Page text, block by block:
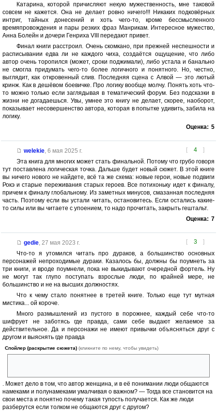
Катарина, которой причисляют некую мужественность, мне таковой
совсем не кажется. Она не делает ровно ничего!!! Никаких подковёрных
интриг, тайных донесений и хоть чего-то, кроме бессмысленного
времяпровождения и пары резких фраз Манрикам. Интересное мужество,
Анна Болейн и дочери Генриха VIII передают привет.
Финал книги расстроил. Очень скомкано, при прежней неспешности и
расписывании едва ли не каждого чиха, создаётся ощущение, что либо
автор очень торопился (может, сроки поджимали), либо устала и банально
не смогла придумать чего-то более логичного и понятного. Но, честно,
выглядит, как откровенный слив. Последняя сцена с Алвой — это лютый
кринж. Как в дешёвом боевичке. Про логику вообще молчу. Понять хоть что-
то можно только если заглядывая в тематический форум. Без подсказки в
жизни не догадаешься. Увы, умнее это книгу не делает, скорее, наоборот,
показывает несовершенство автора, которая в попытке удивить, забила на
логику.
Оценка: 5
[ 4 ]
welekie, 6 мая 2025 г.
Эта книга для многих может стать финальной. Потому что грубо говоря
тут поставлена логическая точка. Дальше будет новый сюжет. В этой книге
вы ничего нового не найдете, всё та же схема: новые герои, новые подвиги
Рокэ и старые переживания старых героев. Все потихоньку идет к финалу,
причем к финалу глобальному. Из заметных минусов, смазанная последняя
часть. Поэтому если вы устали читать, остановитесь. Если остались какие-
то силы или вы читаете с упоением, то надо прочитать, закрыть гештальт.
Оценка: 7
[ 3 ]
gedie, 27 мая 2023 г.
Что-то я утомился читать про дураков, а большинство основных
персонажей непроходимые дураки. Казалось бы, должны бы поумнеть за
три книги, и вроде поумнели, пока не выкидывают очередной фортель. Ну
не могут так глупо поступать взрослые люди, по крайней мере, не
большинство и не на высших должностях.
Что к чему стало понятнее в третей книге. Только еще тут мутная
мистика... ой короче.
Много размышлений из пустого в порожнее, каждый себе что-то
шифрует не заботясь где правда, сами себе выдают желаемое за
действительное. Да и персонажи не имеют привычки объясняться друг с
другом и выяснять где правда
Спойлер (раскрытие сюжета) (кликните по нему, чтобы увидеть)
. Может дело в том, что автор женщина, и в её понимании люди общаются
намеками и полунамеками умалчивая о важном? — Тогда все становится на
свои места и понятно почему такая тупость получается. Как же люди
разберутся если толком не общаются друг с другом?